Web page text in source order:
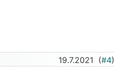
19.7.2021 (#4)